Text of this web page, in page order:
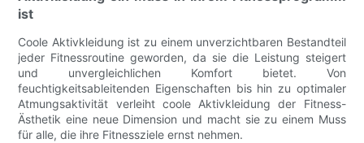
ist
Coole Aktivkleidung ist zu einem unverzichtbaren Bestandteil
jeder Fitnessroutine geworden, da sie die Leistung steigert
und unvergleichlichen Komfort bietet. Von
feuchtigkeitsableitenden Eigenschaften bis hin zu optimaler
Atmungsaktivität verleiht coole Aktivkleidung der Fitness-
Ästhetik eine neue Dimension und macht sie zu einem Muss
für alle, die ihre Fitnessziele ernst nehmen.